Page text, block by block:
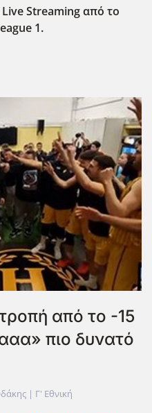
Streaming από το
1.
από το -15
πιο δυνατό
| Γ' Εθνική